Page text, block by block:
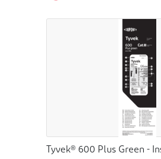
Tyvek® 600 Plus Green -